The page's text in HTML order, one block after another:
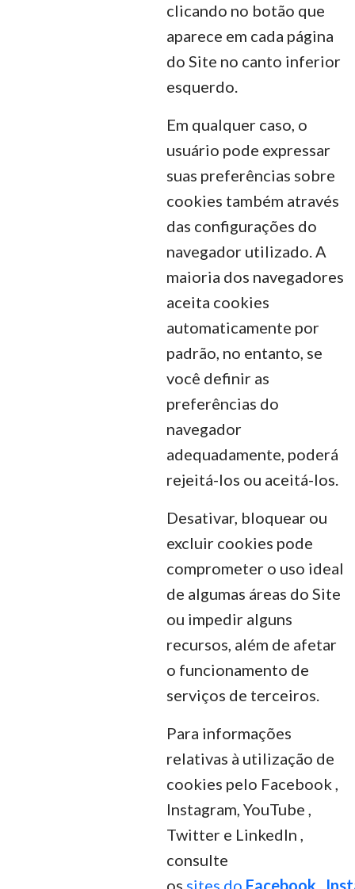
clicando no botão que
aparece em cada página
do Site no canto inferior
esquerdo.
Em qualquer caso, o
usuário pode expressar
suas preferências sobre
cookies também através
das configurações do
navegador utilizado. A
maioria dos navegadores
aceita cookies
automaticamente por
padrão, no entanto, se
você definir as
preferências do
navegador
adequadamente, poderá
rejeitá-los ou aceitá-los.
Desativar, bloquear ou
excluir cookies pode
comprometer o uso ideal
de algumas áreas do Site
ou impedir alguns
recursos, além de afetar
o funcionamento de
serviços de terceiros.
Para informações
relativas à utilização de
cookies pelo Facebook ,
Instagram, YouTube ,
Twitter e LinkedIn ,
consulte